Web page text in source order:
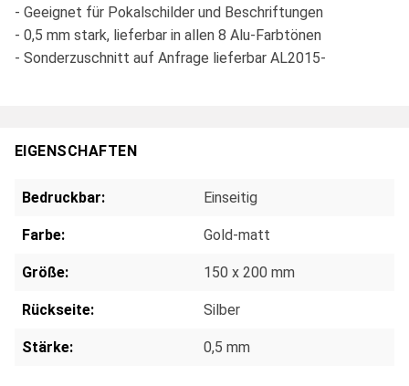
- Geeignet für Pokalschilder und Beschriftungen
- 0,5 mm stark, lieferbar in allen 8 Alu-Farbtönen
- Sonderzuschnitt auf Anfrage lieferbar AL2015-
EIGENSCHAFTEN
Bedruckbar: Einseitig
Farbe: Gold-matt
Größe: 150 x 200 mm
Rückseite: Silber
Stärke: 0,5 mm